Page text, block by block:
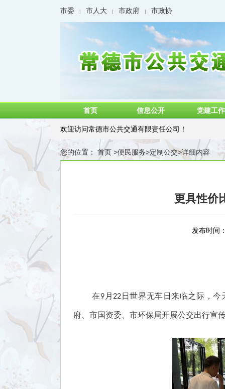
市委 | 市人大 | 市政府 | 市政协
首页 信息公开 党建工作
欢迎访问常德市公共交通有限责任公司！
您的位置： 首页 >便民服务>定制公交>详细内容
更具性价
发布时间
在9月22日世界无车日来临之际，
府、市国资委、市环保局开展公交出行宣